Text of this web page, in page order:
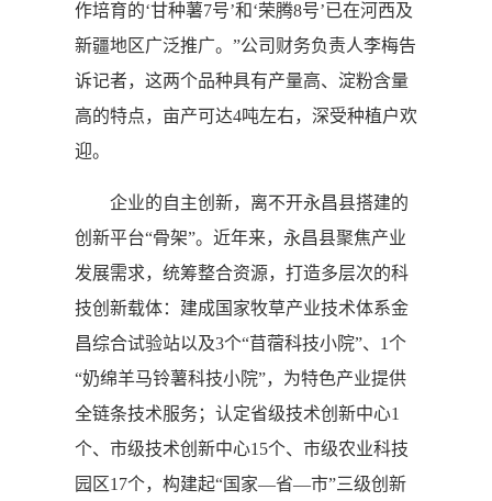
作培育的‘甘种薯7号’和‘荣腾8号’已在河西及
新疆地区广泛推广。”公司财务负责人李梅告
诉记者，这两个品种具有产量高、淀粉含量
高的特点，亩产可达4吨左右，深受种植户欢
迎。
企业的自主创新，离不开永昌县搭建的
创新平台“骨架”。近年来，永昌县聚焦产业
发展需求，统筹整合资源，打造多层次的科
技创新载体：建成国家牧草产业技术体系金
昌综合试验站以及3个“苜蓿科技小院”、1个
“奶绵羊马铃薯科技小院”，为特色产业提供
全链条技术服务；认定省级技术创新中心1
个、市级技术创新中心15个、市级农业科技
园区17个，构建起“国家—省—市”三级创新